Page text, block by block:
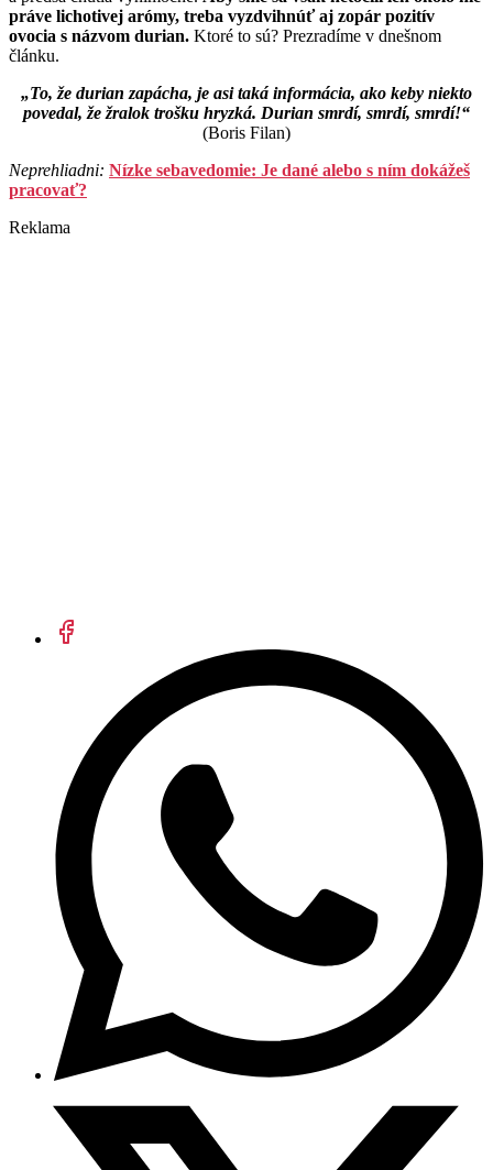
práve lichotivej arómy, treba vyzdvihnúť aj zopár pozitív
ovocia s názvom durian. Ktoré to sú? Prezradíme v dnešnom
článku.
„To, že durian zapácha, je asi taká informácia, ako keby niekto
povedal, že žralok trošku hryzká. Durian smrdí, smrdí, smrdí!“
(Boris Filan)
Neprehliadni: Nízke sebavedomie: Je dané alebo s ním dokážeš
pracovať?
Reklama